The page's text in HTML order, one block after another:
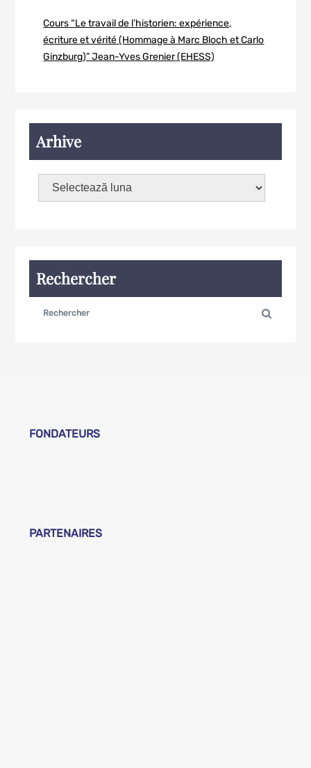
Cours “Le travail de l’historien: expérience,
écriture et vérité (Hommage à Marc Bloch et Carlo
Ginzburg)” Jean-Yves Grenier (EHESS)
Arhive
Rechercher
FONDATEURS
PARTENAIRES